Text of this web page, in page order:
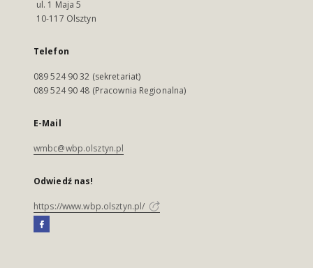
ul. 1 Maja 5
10-117 Olsztyn
Telefon
089 524 90 32 (sekretariat)
089 524 90 48 (Pracownia Regionalna)
E-Mail
wmbc@wbp.olsztyn.pl
Odwiedź nas!
https://www.wbp.olsztyn.pl/